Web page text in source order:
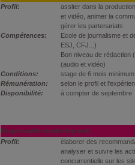
Profil:
assiter dans la
et vidéo, animer la
gérer les partenariats
Compétences:
Ecole de journalisme et
ESJ, CFJ...)
Bon niveau de rédaction
(audio et vidéo)
Conditions:
stage de 6 mois
Rémunération:
selon le profil et
Disponibilité:
à compter de septembre
Responsable marketing web
Profil:
élaborer des
analyser et suivre les
concurrentielle sur les